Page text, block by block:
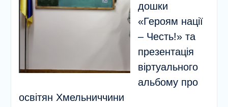
дошки
«Героям нації
– Честь!» та
презентація
віртуального
альбому про
освітян Хмельниччини